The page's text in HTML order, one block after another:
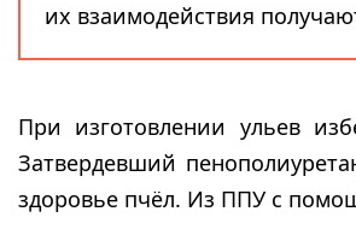
их взаимодействия
При изготовлении ульев
Затвердевший
здоровье пчёл. Из ППУ с